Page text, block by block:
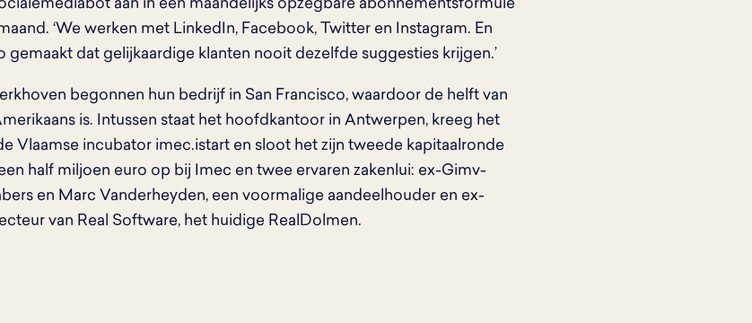
aan in een maandelijks opzegbare abonnementsformule
‘We werken met LinkedIn, Facebook, Twitter en Instagram. En
gemaakt dat gelijkaardige klanten nooit dezelfde suggesties krijgen.’
begonnen hun bedrijf in San Francisco, waardoor de helft van
is. Intussen staat het hoofdkantoor in Antwerpen, kreeg het
Vlaamse incubator imec.istart en sloot het zijn tweede kapitaalronde
half miljoen euro op bij Imec en twee ervaren zakenlui: ex-Gimv-
en Marc Vanderheyden, een voormalige aandeelhouder en ex-
van Real Software, het huidige RealDolmen.